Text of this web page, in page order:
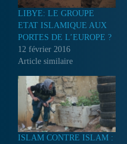
LIBYE: LE GROUPE
ETAT ISLAMIQUE AUX
PORTES DE L’EUROPE ?
12 février 2016
Article similaire
ISLAM CONTRE ISLAM :